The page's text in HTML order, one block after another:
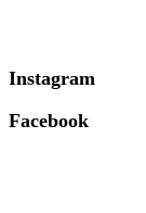
Instagram
Facebook